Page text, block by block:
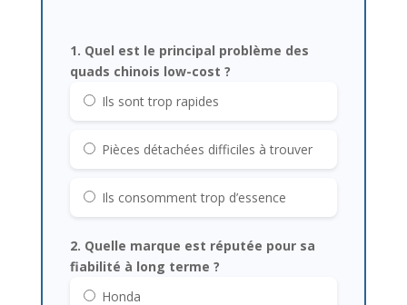
1. Quel est le principal problème des
quads chinois low-cost ?
Ils sont trop rapides
Pièces détachées difficiles à trouver
Ils consomment trop d’essence
2. Quelle marque est réputée pour sa
fiabilité à long terme ?
Honda